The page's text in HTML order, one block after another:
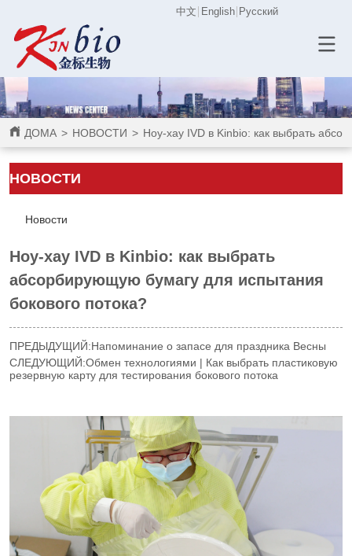
中文 English Русский
ДОМА > НОВОСТИ > Ноу-хау IVD в Kinbio: как выбрать
НОВОСТИ
Новости
Ноу-хау IVD в Kinbio: как выбрать
абсорбирующую бумагу для испытания
бокового потока?
ПРЕДЫДУЩИЙ:Напоминание о запасе для праздника Весны
СЛЕДУЮЩИЙ:Обмен технологиями | Как выбрать пластиковую
резервную карту для тестирования бокового потока